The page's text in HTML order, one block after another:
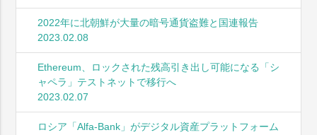
2022年に北朝鮮が大量の暗号通貨盗難と国連報告
2023.02.08
Ethereum、ロックされた残高引き出し可能になる「シ
ャペラ」テストネットで移行へ
2023.02.07
ロシア「Alfa-Bank」がデジタル資産プラットフォーム